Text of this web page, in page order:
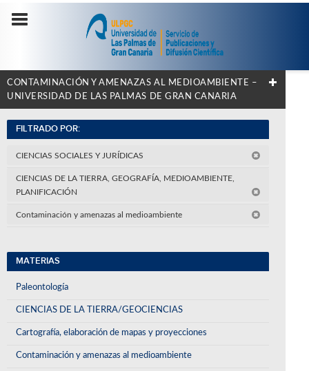
CONTAMINACIÓN Y AMENAZAS AL MEDIOAMBIENTE –
UNIVERSIDAD DE LAS PALMAS DE GRAN CANARIA
FILTRADO POR:
CIENCIAS SOCIALES Y JURÍDICAS
CIENCIAS DE LA TIERRA, GEOGRAFÍA, MEDIOAMBIENTE,
PLANIFICACIÓN
Contaminación y amenazas al medioambiente
MATERIAS
Paleontología
CIENCIAS DE LA TIERRA/GEOCIENCIAS
Cartografía, elaboración de mapas y proyecciones
Contaminación y amenazas al medioambiente